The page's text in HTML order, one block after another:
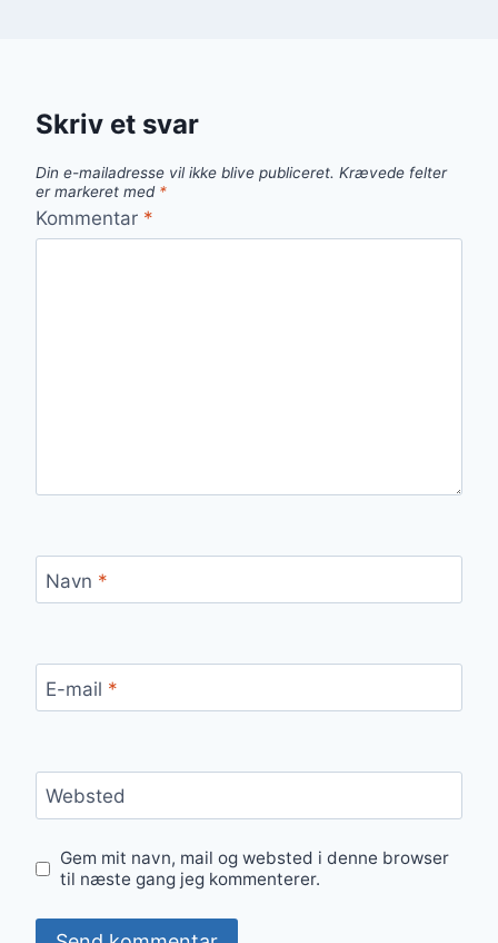
Skriv et svar
Din e-mailadresse vil ikke blive publiceret. Krævede felter
er markeret med *
Kommentar *
Navn *
E-mail *
Websted
Gem mit navn, mail og websted i denne browser
til næste gang jeg kommenterer.